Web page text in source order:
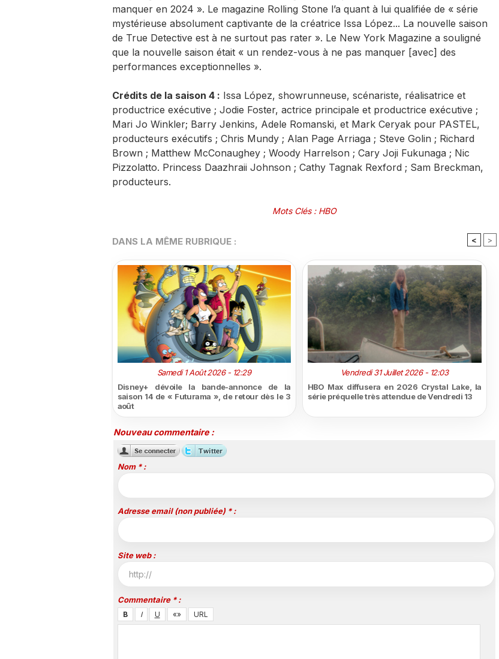
manquer en 2024 ». Le magazine Rolling Stone l’a quant à lui qualifiée de « série
mystérieuse absolument captivante de la créatrice Issa López... La nouvelle saison
de True Detective est à ne surtout pas rater ». Le New York Magazine a souligné
que la nouvelle saison était « un rendez-vous à ne pas manquer [avec] des
performances exceptionnelles ».
Crédits de la saison 4 : Issa López, showrunneuse, scénariste, réalisatrice et
productrice exécutive ; Jodie Foster, actrice principale et productrice exécutive ;
Mari Jo Winkler; Barry Jenkins, Adele Romanski, et Mark Ceryak pour PASTEL,
producteurs exécutifs ; Chris Mundy ; Alan Page Arriaga ; Steve Golin ; Richard
Brown ; Matthew McConaughey ; Woody Harrelson ; Cary Joji Fukunaga ; Nic
Pizzolatto. Princess Daazhraii Johnson ; Cathy Tagnak Rexford ; Sam Breckman,
producteurs.
Mots Clés: HBO
DANS LA MÊME RUBRIQUE : < >
Samedi 1 Août 2026 - 12:29
Disney+ dévoile la bande-annonce de la
saison 14 de « Futurama », de retour dès le 3
août
Vendredi 31 Juillet 2026 - 12:03
HBO Max diffusera en 2026 Crystal Lake, la
série préquelle très attendue de Vendredi 13
Nouveau commentaire :
Nom * :
Adresse email (non publiée) * :
Site web :
Commentaire * :